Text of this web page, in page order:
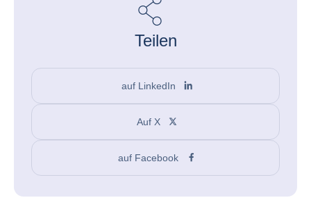
Teilen
auf LinkedIn
Auf X
auf Facebook